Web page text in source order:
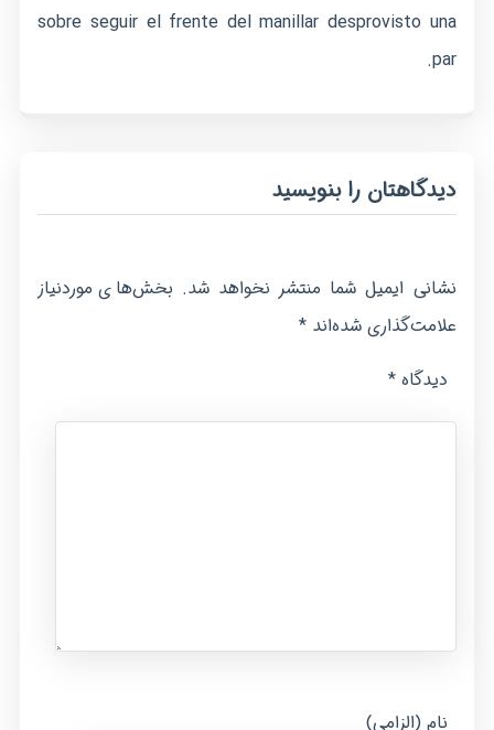
sobre seguir el frente del manillar desprovisto una
par.
دیدگاهتان را بنویسید
نشانی ایمیل شما منتشر نخواهد شد. بخش‌های موردنیاز
علامت‌گذاری شده‌اند*
دیدگاه *
نام (الزامی)